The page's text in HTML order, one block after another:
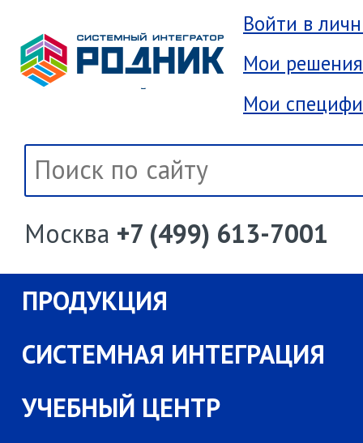
Войти в
Мои решения
Мои
Москва +7 (499) 613-7001
ПРОДУКЦИЯ
СИСТЕМНАЯ ИНТЕГРАЦИЯ
УЧЕБНЫЙ ЦЕНТР